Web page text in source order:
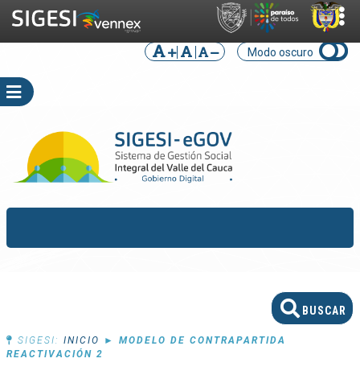
Modo oscuro
SIGESI: INICIO ► MODELO DE CONTRAPARTIDA
REACTIVACIÓN 2